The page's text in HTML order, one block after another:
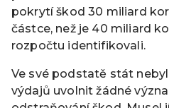
pokrytí škod 30 miliard
částce, než je 40 miliard
rozpočtu identifikovali.
Ve své podstatě stát
výdajů uvolnit žádné